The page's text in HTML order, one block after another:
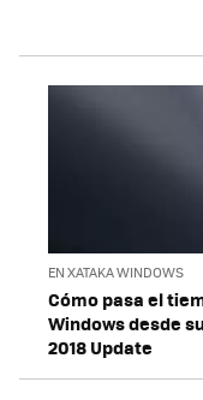
EN XATAKA WINDOWS
Cómo pasa el
Windows desde
2018 Update